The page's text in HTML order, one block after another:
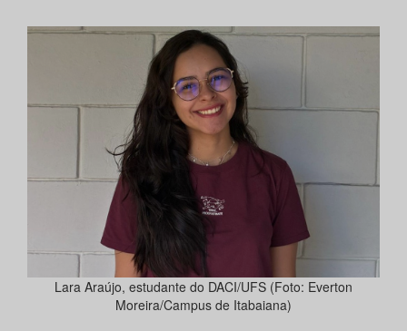
Lara Araújo, estudante do DACI/UFS (Foto: Everton
Moreira/Campus de Itabaiana)